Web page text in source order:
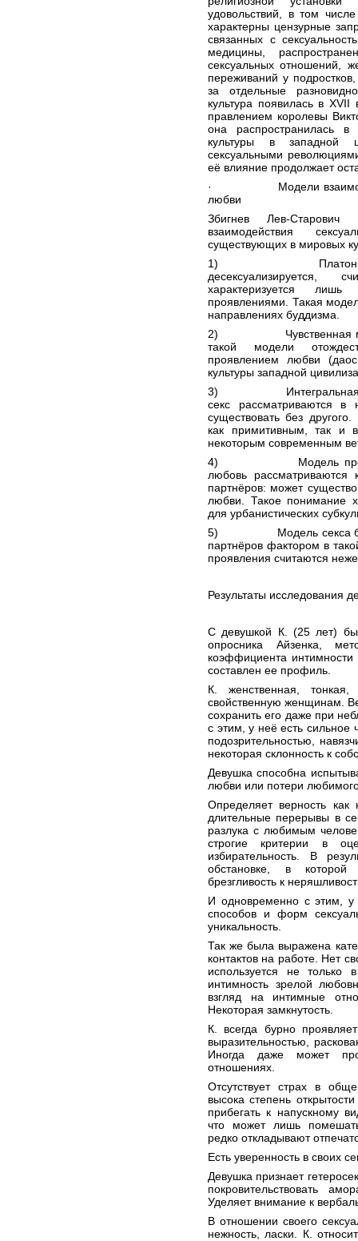
удовольствий, в том
характерны цензурные
связанных с
медицины,
сексуальных отношений,
переживаний у
за отдельные
культура появилась вXVII
правлением королевы
она распространилась
культуры взападной
сексуальными
её влияние продолжает
· Модели
любви
Збигнев Лев-Старович
взаимодействия
существующих в мировых
1) Платоническая
десексуализируется,
характеризуется
проявлениями. Такая
направлениях буддизма
2) Чувственная
такой модели
проявлением любви (
культуры западной
3) Интегральная или
секс рассматриваются
существовать без
как примитивным, так и
некоторым современным
4) Модель
любовь
партнёров: может
любви. Такое понимание
для урбанистических
5) Модель секса без
партнёров фактором в
проявления считаются
Результаты исследования
С девушкой К. (25 лет)
опросника Айзенка,
коэффициента
составлен ее профиль.
К. женственная, тонкая,
свойственную женщинам.
сохранить его даже при
с этим, у неё есть сильное
подозрительностью,
некоторая склонность к
Девушка способна
любви или потери
Определяет верность
длительные перерывы в
разлука с любимым
строгие критерии в
избирательность. В
обстановке, в которой
брезгливость к
И одновременно с этим, у
способов и форм
уникальность.
Так же была выражена
контактов на работе. Нет
используется не только
интимность зрелой
взгляд на интимные
Некоторая замкнутость.
К. всегда бурно
выразительностью,
Иногда даже может
отношениях.
Отсутствует страх в
высока степень
прибегать к напускному
что может лишь
редко откладывают
Есть уверенность в своих
Девушка признает
покровительствовать
Уделяет внимание к
В отношении своего
нежность, ласки. К.